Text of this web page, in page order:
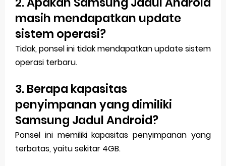
masih mendapatkan update
sistem operasi?
Tidak, ponsel ini tidak mendapatkan update sistem
operasi terbaru.
3. Berapa kapasitas
penyimpanan yang dimiliki
Samsung Jadul Android?
Ponsel ini memiliki kapasitas penyimpanan yang
terbatas, yaitu sekitar 4GB.